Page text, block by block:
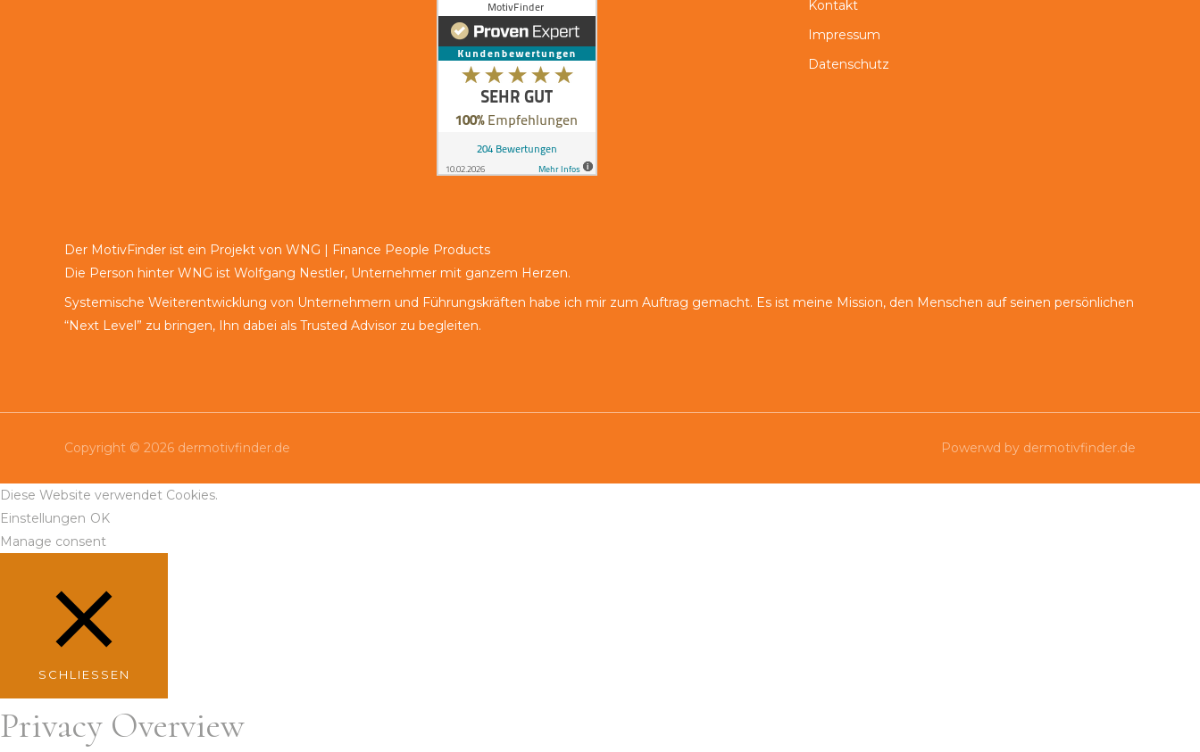
Kontakt
Impressum
Datenschutz
Der MotivFinder ist ein Projekt von WNG | Finance People Products
Die Person hinter WNG ist Wolfgang Nestler, Unternehmer mit ganzem Herzen.
Systemische Weiterentwicklung von Unternehmern und Führungskräften habe ich mir zum Auftrag gemacht. Es ist meine Mission, den Menschen auf seinen persönlichen
“Next Level” zu bringen, Ihn dabei als Trusted Advisor zu begleiten.
Copyright © 2026 dermotivfinder.de Powerwd by dermotivfinder.de
Diese Website verwendet Cookies.
Einstellungen OK
Manage consent
SCHLIESSEN
Privacy Overview